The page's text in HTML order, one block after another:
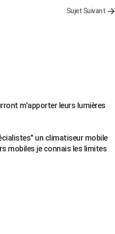
Sujet Suivant
m'apporter leurs lumières
un climatiseur mobile
mobiles je connais les limites